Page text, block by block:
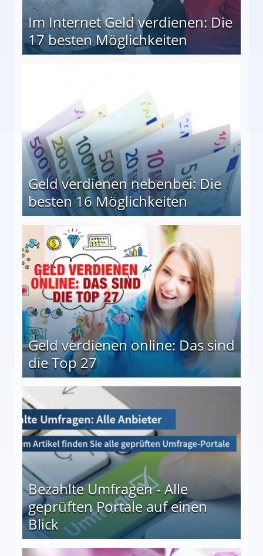
Im Internet Geld verdienen: Die
17 besten Möglichkeiten
Geld verdienen nebenbei: Die
besten 16 Möglichkeiten
Geld verdienen online: Das sind
die Top 27
Bezahlte Umfragen - Alle
geprüften Portale auf einen
Blick
auf einen Blick